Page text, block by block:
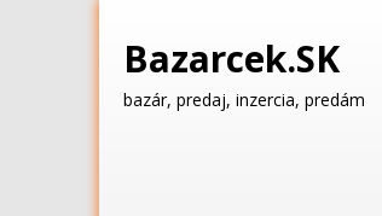
Bazarcek.SK
bazár, predaj, inzercia, predám